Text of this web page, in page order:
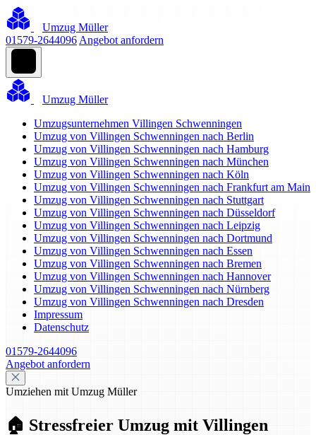
Umzug Müller
01579-2644096 Angebot anfordern
Umzug Müller
Umzugsunternehmen Villingen Schwenningen
Umzug von Villingen Schwenningen nach Berlin
Umzug von Villingen Schwenningen nach Hamburg
Umzug von Villingen Schwenningen nach München
Umzug von Villingen Schwenningen nach Köln
Umzug von Villingen Schwenningen nach Frankfurt am Main
Umzug von Villingen Schwenningen nach Stuttgart
Umzug von Villingen Schwenningen nach Düsseldorf
Umzug von Villingen Schwenningen nach Leipzig
Umzug von Villingen Schwenningen nach Dortmund
Umzug von Villingen Schwenningen nach Essen
Umzug von Villingen Schwenningen nach Bremen
Umzug von Villingen Schwenningen nach Hannover
Umzug von Villingen Schwenningen nach Nürnberg
Umzug von Villingen Schwenningen nach Dresden
Impressum
Datenschutz
01579-2644096
Angebot anfordern
Umziehen mit Umzug Müller
🏠 Stressfreier Umzug mit Villingen